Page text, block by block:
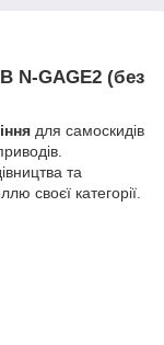
N-GAGE2 (без
для самоскидів
та
своєї категорії.